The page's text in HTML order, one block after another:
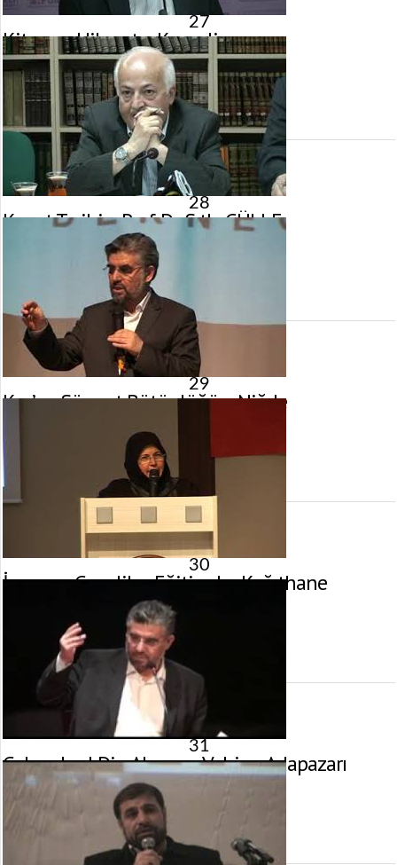
Kitap ve Hikmet – Kocaeli
13 Mayıs 2012 tarihinde yayınlandı.
Gösterim:
2.561
görüntülenme
27
Kıraat Tarihi – Prof. Dr. Sıtkı GÜLLE
10 Mayıs 2012 tarihinde yayınlandı.
görüntülenme
28
Kur’an Sünnet Bütünlüğü – Niğde
29 Nisan 2012 tarihinde yayınlandı.
Gösterim:
görüntülenme
29
İman ve Gençlik – Eğitimder Kağıthane
27 Nisan 2012 tarihinde yayınlandı.
2.737
görüntülenme
30
Geleneksel Din Algısı ve Vahiy – Adapazarı
19 Şubat 2012 tarihinde yayınlandı.
Gösterim:
31